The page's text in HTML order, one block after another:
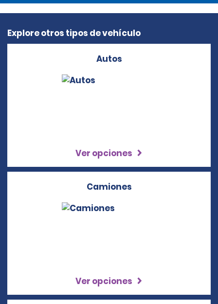
Explore otros tipos de vehículo
Autos
Ver opciones
Camiones
Ver opciones